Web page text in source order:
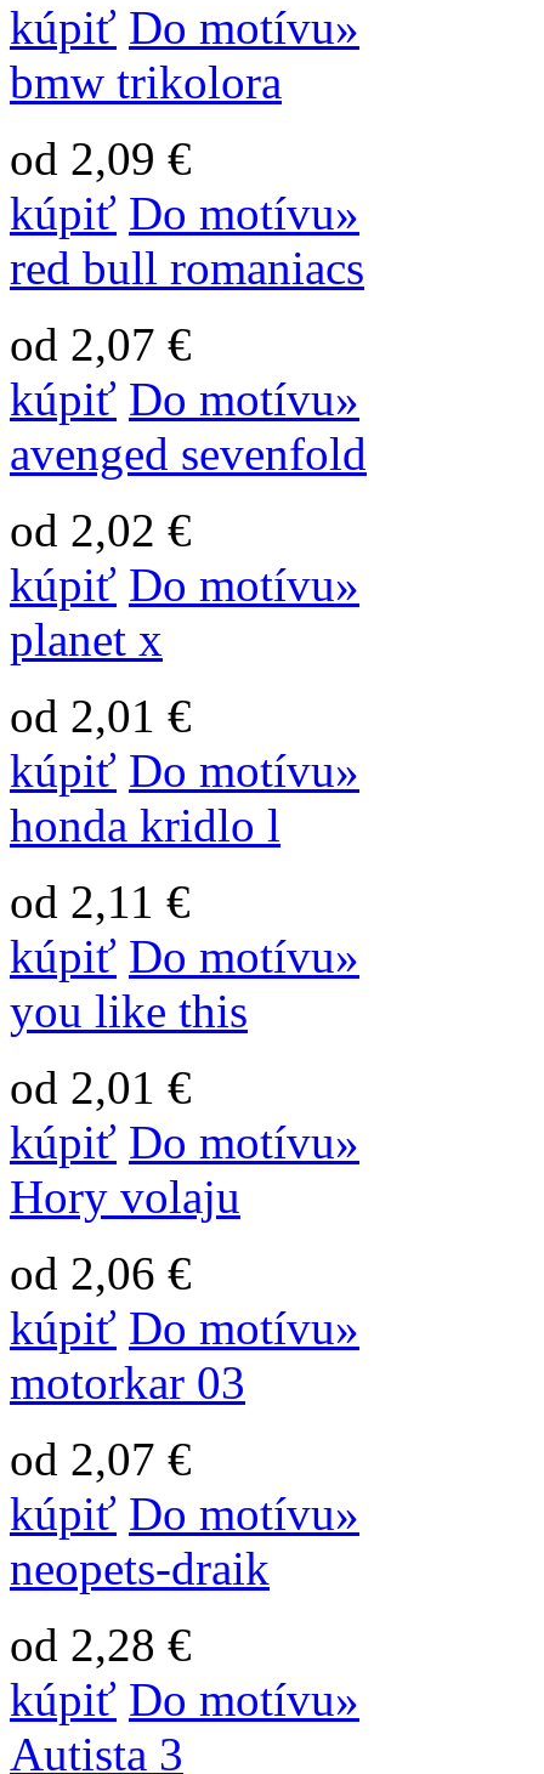
kúpiť Do motívu»
bmw trikolora
od 2,09 €
kúpiť Do motívu»
red bull romaniacs
od 2,07 €
kúpiť Do motívu»
avenged sevenfold
od 2,02 €
kúpiť Do motívu»
planet x
od 2,01 €
kúpiť Do motívu»
honda kridlo l
od 2,11 €
kúpiť Do motívu»
you like this
od 2,01 €
kúpiť Do motívu»
Hory volaju
od 2,06 €
kúpiť Do motívu»
motorkar 03
od 2,07 €
kúpiť Do motívu»
neopets-draik
od 2,28 €
kúpiť Do motívu»
Autista 3